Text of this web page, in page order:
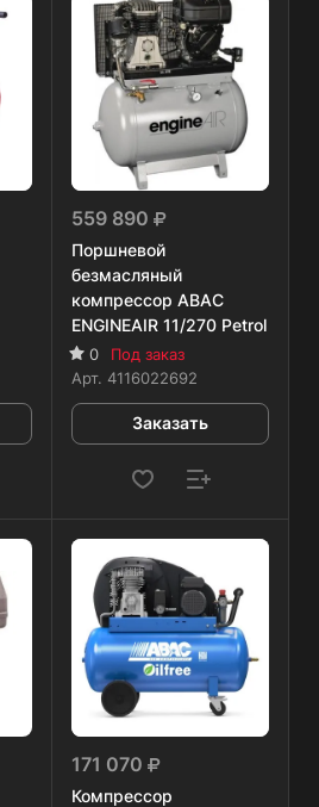
559 890
Поршневой
безмасляный
компрессор ABAC
ENGINEAIR 11/270 Petrol
0
Под заказ
Арт. 4116022692
Заказать
171 070
Компрессор